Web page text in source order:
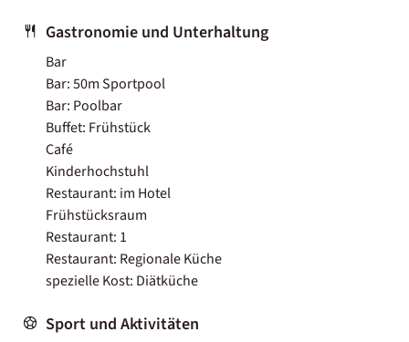
Gastronomie und Unterhaltung
Bar
Bar: 50m Sportpool
Bar: Poolbar
Buffet: Frühstück
Café
Kinderhochstuhl
Restaurant: im Hotel
Frühstücksraum
Restaurant: 1
Restaurant: Regionale Küche
spezielle Kost: Diätküche
Sport und Aktivitäten